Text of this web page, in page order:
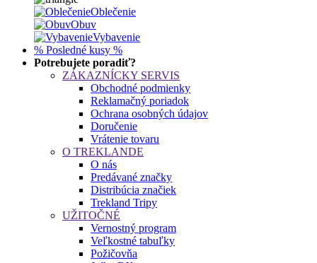
Oblečenie
Obuv
Vybavenie
% Posledné kusy %
Potrebujete poradiť?
ZÁKAZNÍCKY SERVIS
Obchodné podmienky
Reklamačný poriadok
Ochrana osobných údajov
Doručenie
Vrátenie tovaru
O TREKLANDE
O nás
Predávané značky
Distribúcia značiek
Trekland Tripy
UŽITOČNÉ
Vernostný program
Veľkostné tabuľky
Požičovňa